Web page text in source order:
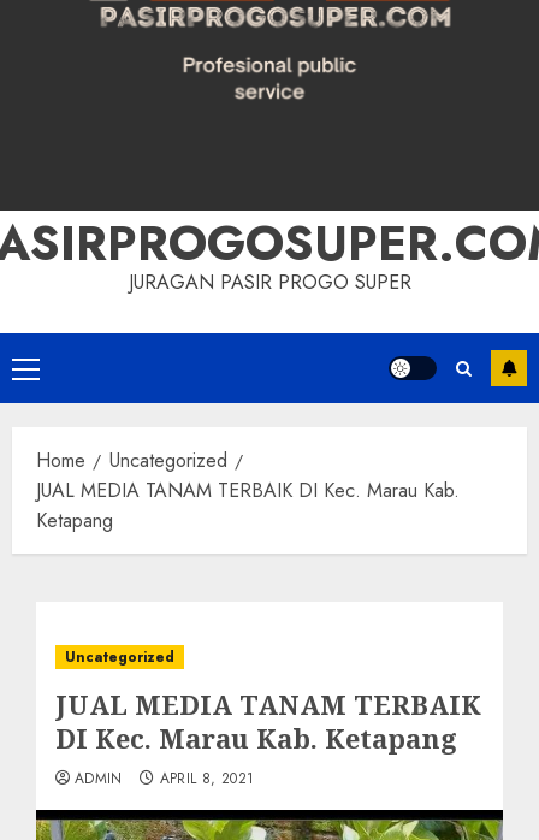
JURAGAN PASIR PROGO SUPER
Primary
Menu
Home
Uncategorized
JUAL MEDIA TANAM TERBAIK DI Kec. Marau Kab.
Ketapang
Uncategorized
JUAL MEDIA TANAM TERBAIK
DI Kec. Marau Kab. Ketapang
ADMIN APRIL 8, 2021